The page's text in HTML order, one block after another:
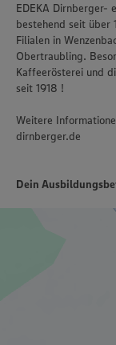
EDEKA Dirnberger-
bestehend seit
Filialen in
Obertraubling.
Kaffeerösterei und
seit 1918 !
Weitere
dirnberger.de
Dein